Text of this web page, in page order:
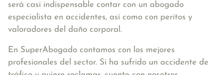
será casi indispensable contar con un abogado
especialista en accidentes, así como con peritos y
valoradores del daño corporal.
En SuperAbogado contamos con los mejores
profesionales del sector. Si ha sufrido un accidente de